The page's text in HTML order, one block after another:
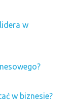
w
w biznesie?